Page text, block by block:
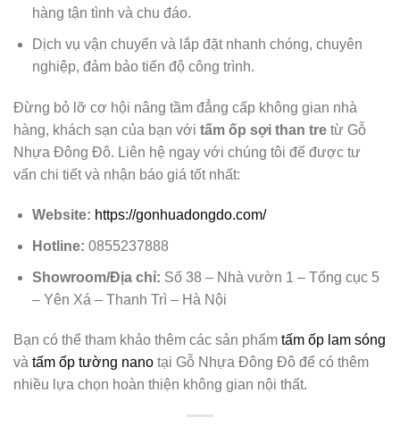
hàng tận tình và chu đáo.
Dịch vụ vận chuyển và lắp đặt nhanh chóng, chuyên
nghiệp, đảm bảo tiến độ công trình.
Đừng bỏ lỡ cơ hội nâng tầm đẳng cấp không gian nhà
hàng, khách sạn của bạn với tấm ốp sợi than tre từ Gỗ
Nhựa Đông Đô. Liên hệ ngay với chúng tôi để được tư
vấn chi tiết và nhận báo giá tốt nhất:
Website: https://gonhuadongdo.com/
Hotline: 0855237888
Showroom/Địa chỉ: Số 38 – Nhà vườn 1 – Tổng cục 5
– Yên Xá – Thanh Trì – Hà Nội
Bạn có thể tham khảo thêm các sản phẩm tấm ốp lam sóng
và tấm ốp tường nano tại Gỗ Nhựa Đông Đô để có thêm
nhiều lựa chọn hoàn thiện không gian nội thất.